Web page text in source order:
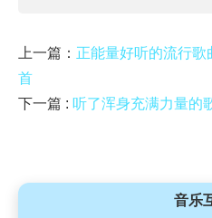
上一篇： 正能量好听的流行
首
下一篇 : 听了浑身充满力量的
音乐